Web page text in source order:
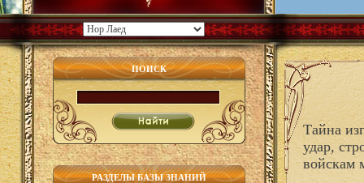
ПОИСК
РАЗДЕЛЫ БАЗЫ ЗНАНИЙ
Тайна
удар,
войскам